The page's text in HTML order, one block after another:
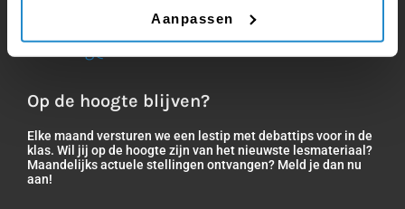
Aanpassen
Vragen of opmerkingen?
035 625 20 51
of mail
Op de hoogte blijven?
Elke maand versturen we een lestip met debattips voor in de
klas. Wil jij op de hoogte zijn van het nieuwste lesmateriaal?
Maandelijks actuele stellingen ontvangen? Meld je dan nu
aan!